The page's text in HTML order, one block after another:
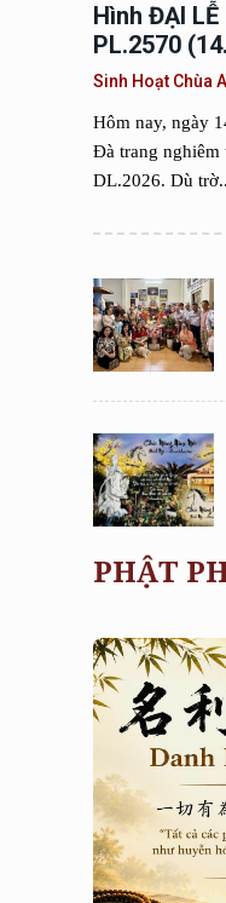
Hình ĐẠI
PL.2570
Sinh Hoạt Chùa
Hôm nay, ngày
Đà trang nghiêm
DL.2026. Dù
PHẬT